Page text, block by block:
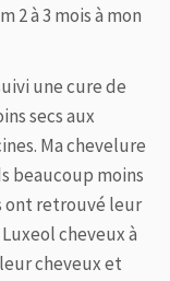
à 3 mois à mon
une cure de
secs aux
Ma chevelure
beaucoup moins
ont retrouvé leur
cheveux à
cheveux et